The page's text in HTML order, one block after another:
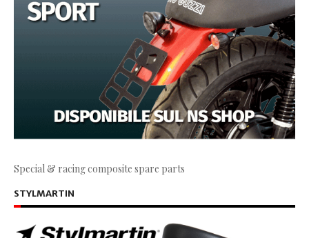
Special & racing composite spare parts
STYLMARTIN